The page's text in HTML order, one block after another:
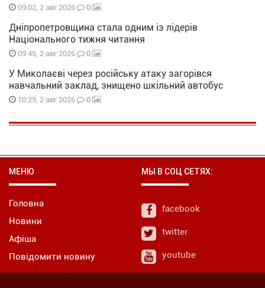
09:02, 2 авг 2026 0
Дніпропетровщина стала одним із лідерів
Національного тижня читання
09:45, 2 авг 2026 0
У Миколаєві через російську атаку загорівся
навчальний заклад, знищено шкільний автобус
10:29, 2 авг 2026 0
МЕНЮ
Головна
Новини
Афіша
Повідомити новину
МЫ В СОЦ СЕТЯХ:
facebook
twitter
youtube